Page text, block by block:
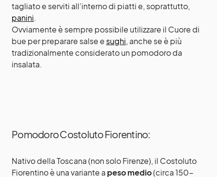
tagliato e serviti all’interno di piatti e, soprattutto,
panini.
Ovviamente è sempre possibile utilizzare il Cuore di
bue per preparare salse esughi, anche se è più
tradizionalmente considerato un pomodoro da
insalata.
Pomodoro Costoluto Fiorentino:
Nativo della Toscana (non solo Firenze), il Costoluto
Fiorentino è una variante a peso medio(circa 150-